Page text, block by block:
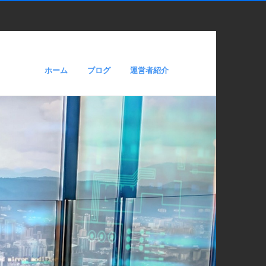
ホーム ブログ 運営者紹介